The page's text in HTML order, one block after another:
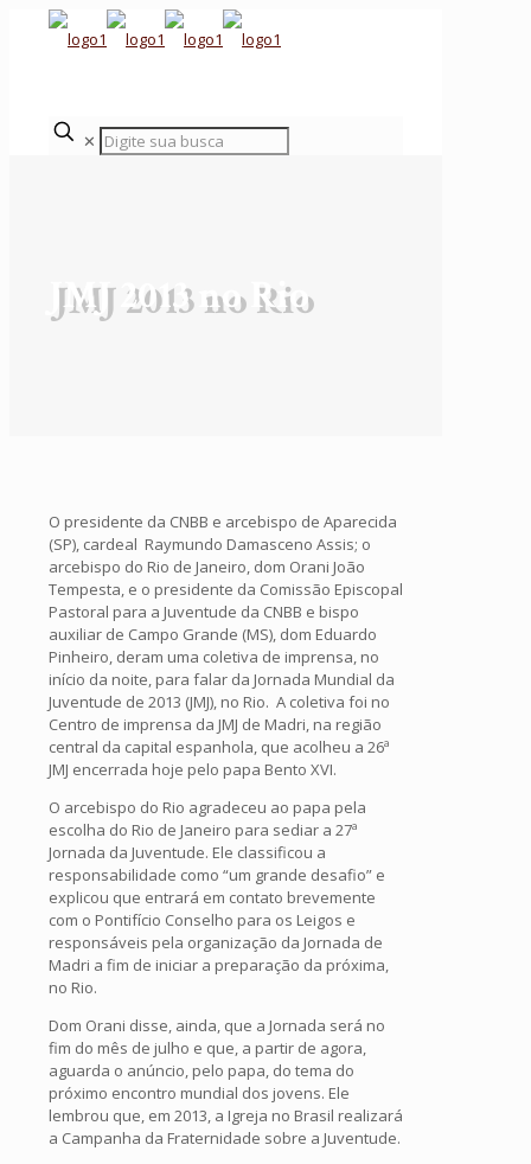
✕
JMJ 2013 no Rio
O presidente da CNBB e arcebispo de Aparecida
(SP), cardeal Raymundo Damasceno Assis; o
arcebispo do Rio de Janeiro, dom Orani João
Tempesta, e o presidente da Comissão Episcopal
Pastoral para a Juventude da CNBB e bispo
auxiliar de Campo Grande (MS), dom Eduardo
Pinheiro, deram uma coletiva de imprensa, no
início da noite, para falar da Jornada Mundial da
Juventude de 2013 (JMJ), no Rio. A coletiva foi no
Centro de imprensa da JMJ de Madri, na região
central da capital espanhola, que acolheu a 26ª
JMJ encerrada hoje pelo papa Bento XVI.
O arcebispo do Rio agradeceu ao papa pela
escolha do Rio de Janeiro para sediar a 27ª
Jornada da Juventude. Ele classificou a
responsabilidade como “um grande desafio” e
explicou que entrará em contato brevemente
com o Pontifício Conselho para os Leigos e
responsáveis pela organização da Jornada de
Madri a fim de iniciar a preparação da próxima,
no Rio.
Dom Orani disse, ainda, que a Jornada será no
fim do mês de julho e que, a partir de agora,
aguarda o anúncio, pelo papa, do tema do
próximo encontro mundial dos jovens. Ele
lembrou que, em 2013, a Igreja no Brasil realizará
a Campanha da Fraternidade sobre a Juventude.